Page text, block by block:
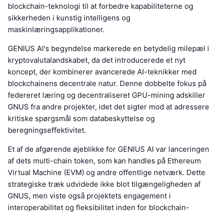
blockchain-teknologi til at forbedre kapabiliteterne og
sikkerheden i kunstig intelligens og
maskinlæringsapplikationer.
GENIUS AI's begyndelse markerede en betydelig milepæl i
kryptovalutalandskabet, da det introducerede et nyt
koncept, der kombinerer avancerede AI-teknikker med
blockchainens decentrale natur. Denne dobbelte fokus på
federeret læring og decentraliseret GPU-mining adskiller
GNUS fra andre projekter, idet det sigter mod at adressere
kritiske spørgsmål som databeskyttelse og
beregningseffektivitet.
Et af de afgørende øjeblikke for GENIUS AI var lanceringen
af dets multi-chain token, som kan handles på Ethereum
Virtual Machine (EVM) og andre offentlige netværk. Dette
strategiske træk udvidede ikke blot tilgængeligheden af
GNUS, men viste også projektets engagement i
interoperabilitet og fleksibilitet inden for blockchain-